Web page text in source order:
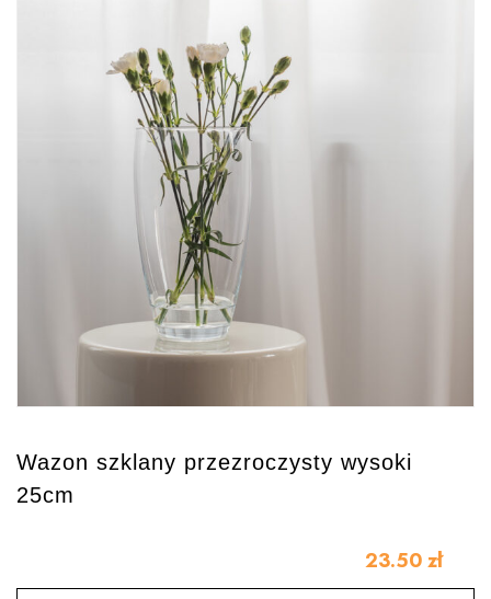
Wazon szklany przezroczysty wysoki
25cm
23.50 zł